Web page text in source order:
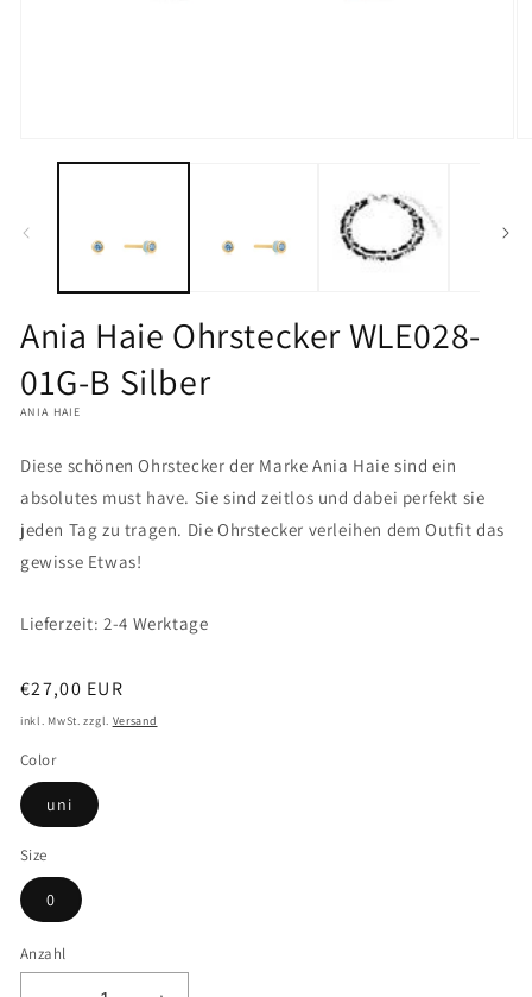
Ania Haie Ohrstecker WLE028-
01G-B Silber
ANIA HAIE
Diese schönen Ohrstecker der Marke Ania Haie sind ein
absolutes must have. Sie sind zeitlos und dabei perfekt sie
jeden Tag zu tragen. Die Ohrstecker verleihen dem Outfit das
gewisse Etwas!
Lieferzeit: 2-4 Werktage
Normaler
Preis
€27,00 EUR
inkl. MwSt. zzgl. Versand
Color
uni
Size
0
Anzahl